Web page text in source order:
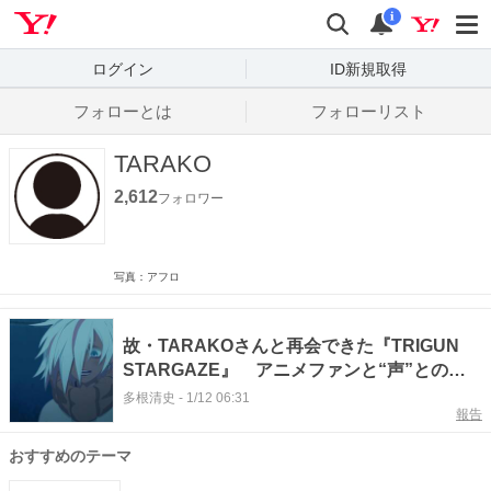
検索
通知
i
ログイン ID新規取得
フォローとは フォローリスト
TARAKO
2,612フォロワー
写真：アフロ
故・TARAKOさんと再会できた『TRIGUN
STARGAZE』 アニメファンと“声”との別
れ #エキスパートトピ
多根清史 - 1/12 06:31
報告
おすすめのテーマ